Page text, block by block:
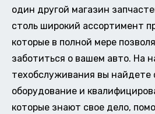
один другой магазин
столь широкий ассортимент
которые в полной мере
заботиться о вашем авто. На
техобслуживания вы найдете
оборудование и
которые знают свое дело,